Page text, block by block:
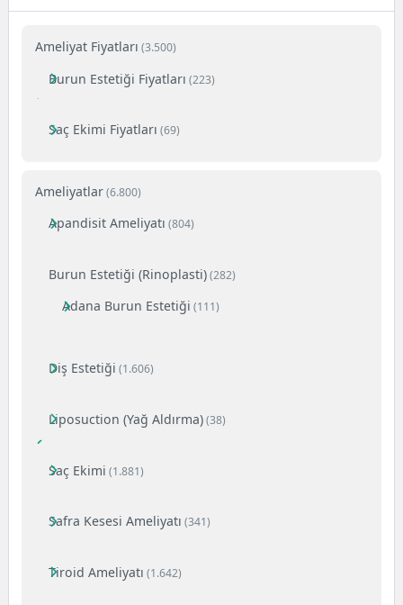
Ameliyat Fiyatları (3.500)
Burun Estetiği Fiyatları (223)
Saç Ekimi Fiyatları (69)
Ameliyatlar(6.800)
Apandisit Ameliyatı (804)
Burun Estetiği (Rinoplasti)(282)
Adana Burun Estetiği (111)
Diş Estetiği (1.606)
Liposuction (Yağ Aldırma)(38)
Saç Ekimi (1.881)
Safra Kesesi Ameliyatı (341)
Tiroid Ameliyatı (1.642)